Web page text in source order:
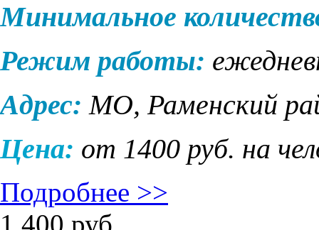
Минимальное
Режим работы:
Адрес: МО, Раменский
Цена: от 1400 руб. на
Подробнее >>